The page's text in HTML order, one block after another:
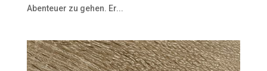
Abenteuer zu gehen. Er...